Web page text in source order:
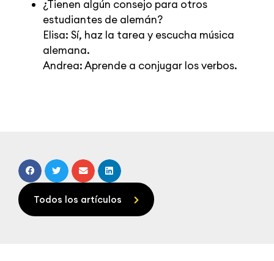
¿Tienen algún consejo para otros
estudiantes de alemán?
Elisa: Sí, haz la tarea y escucha música
alemana.
Andrea: Aprende a conjugar los verbos.
Todos los artículos